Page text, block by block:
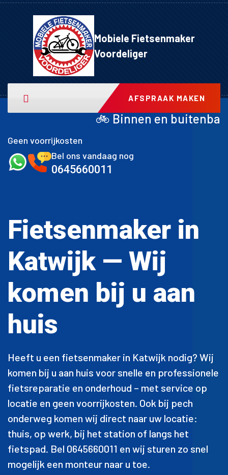
Mobiele Fietsenmaker
Voordeliger
AFSPRAAK MAKEN
🚲 Binnen en buitenband achter
Geen voorrijkosten
Bel ons vandaag nog
0645660011
Fietsenmaker in
Katwijk — Wij
komen bij u aan
huis
Heeft u een fietsenmaker in Katwijk nodig? Wij
komen bij u aan huis voor snelle en professionele
fietsreparatie en onderhoud – met service op
locatie en geen voorrijkosten. Ook bij pech
onderweg komen wij direct naar uw locatie:
thuis, op werk, bij het station of langs het
fietspad. Bel 0645660011 en wij sturen zo snel
mogelijk een monteur naar u toe.